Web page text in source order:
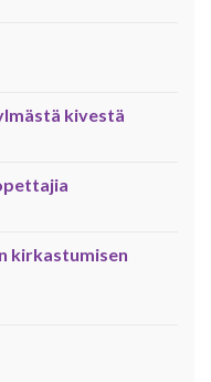
kivestä
kirkastumisen